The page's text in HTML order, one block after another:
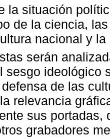
la situación
de la ciencia,
nacional y
serán
sesgo ideológico
de las
relevancia
sus portadas,
grabadores